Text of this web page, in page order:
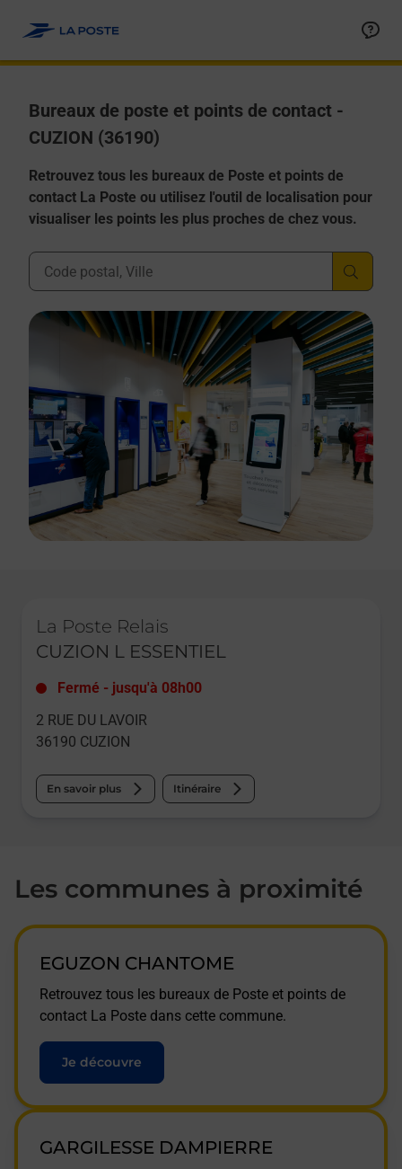
Bureaux de poste et points de contact -
CUZION (36190)
Retrouvez tous les bureaux de Poste et points de
contact La Poste ou utilisez l'outil de localisation pour
visualiser les points les plus proches de chez vous.
Ville, Département, Code Postal
La Poste Relais
CUZION L ESSENTIEL
Fermé - jusqu'à 08h00
2 RUE DU LAVOIR
36190 CUZION
En savoir plus Itinéraire
Les communes à proximité
EGUZON CHANTOME
Retrouvez tous les bureaux de Poste et points de
contact La Poste dans cette commune.
Je découvre
GARGILESSE DAMPIERRE